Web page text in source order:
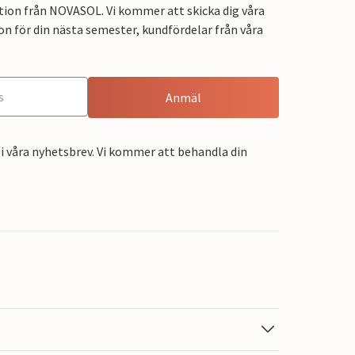
från NOVASOL. Vi kommer att skicka dig våra
för din nästa semester, kundfördelar från våra
Anmäl
nyhetsbrev. Vi kommer att behandla din